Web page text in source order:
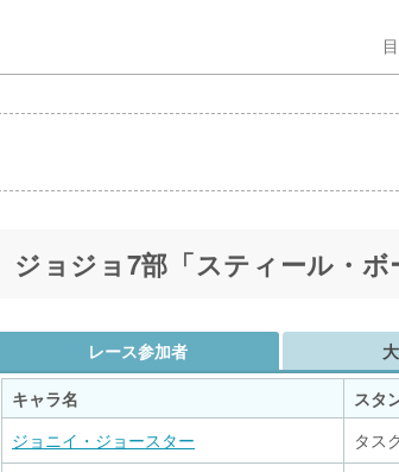
ジョジョ7部「スティール・
レース参加者
キャラ名
スタ
ジョニイ・ジョースター
タス